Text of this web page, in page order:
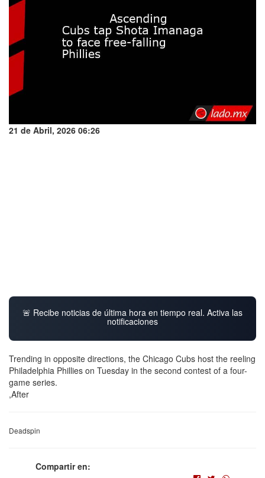
21 de Abril, 2026 06:26
🚨 Recibe noticias de última hora en tiempo real. Activa las
notificaciones
Trending in opposite directions, the Chicago Cubs host the reeling
Philadelphia Phillies on Tuesday in the second contest of a four-
game series.
,After
Deadspin
Compartir en: